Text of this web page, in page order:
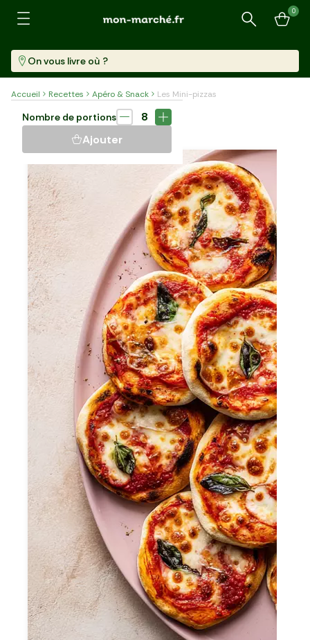
Recherche
0
On vous livre où ?
Accueil Recettes Apéro & Snack
Les Mini-pizzas
LES MINI-PIZZAS
Nombre de portions
8
Ajouter